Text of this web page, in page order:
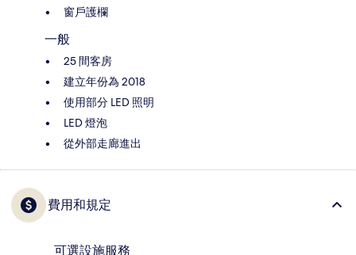
窗戶護欄
一般
25 間客房
建立年份為 2018
使用部分 LED 照明
LED 燈泡
從外部走廊進出
費用和規定
可選設施服務